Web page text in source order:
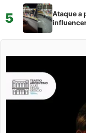
5
Ataque a